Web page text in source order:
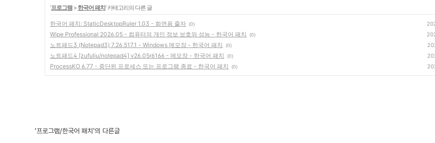
'프로그램 > 한국어 패치' 카테고리의 다른 글
한국어 패치: StaticDesktopRuler 1.03 - 화면용 줄자 (0)
Wipe Professional 2026.05 - 컴퓨터의 개인 정보 보호와 성능 - 한국어 패치 (0)
노트패드3 (Notepad3) 7.26.517.1 - Windows 메모장 - 한국어 패치 (0)
노트패드4 [zufuliu/notepad4] v26.05r6166 - 메모장 - 한국어 패치 (0)
ProcessKO 6.77 - 중단된 프로세스 또는 프로그램 종료 - 한국어 패치 (0)
'프로그램/한국어 패치'의 다른글